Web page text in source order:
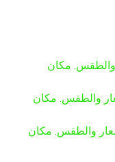
والطقس. مكان
والطقس. مكان
والطقس. مكان